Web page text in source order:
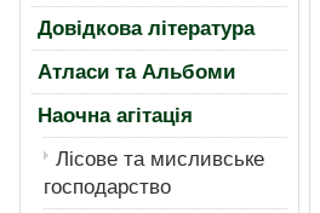
Довідкова література
Атласи та Альбоми
Наочна агітація
Лiсове та мисливське
господарство